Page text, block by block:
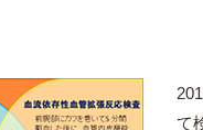
て